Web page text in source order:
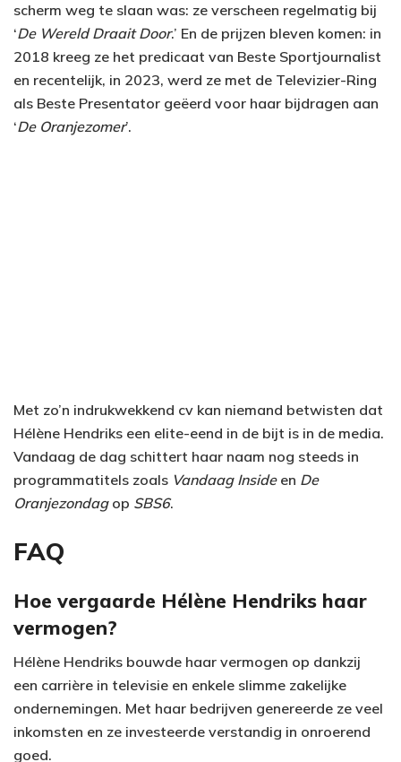
scherm weg te slaan was: ze verscheen regelmatig bij
‘De Wereld Draait Door.’ En de prijzen bleven komen: in
2018 kreeg ze het predicaat van Beste Sportjournalist
en recentelijk, in 2023, werd ze met de Televizier-Ring
als Beste Presentator geëerd voor haar bijdragen aan
‘De Oranjezomer’.
Met zo’n indrukwekkend cv kan niemand betwisten dat
Hélène Hendriks een elite-eend in de bijt is in de media.
Vandaag de dag schittert haar naam nog steeds in
programmatitels zoals Vandaag Insideen De
Oranjezondagop SBS6.
FAQ
Hoe vergaarde Hélène Hendriks haar
vermogen?
Hélène Hendriks bouwde haar vermogen op dankzij
een carrière in televisie en enkele slimme zakelijke
ondernemingen. Met haar bedrijven genereerde ze veel
inkomsten en ze investeerde verstandig in onroerend
goed.